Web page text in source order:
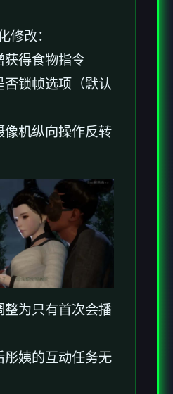
修改：
获得食物指令
否锁帧选项（默认
像机纵向操作反转
整为只有首次会播
彤姨的互动任务无